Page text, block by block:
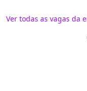
Ver todas as vagas da